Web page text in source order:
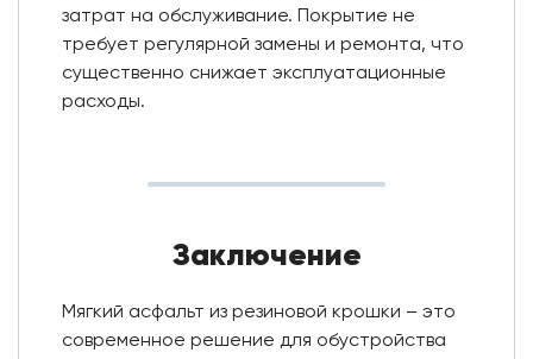
затрат на обслуживание. Покрытие не
требует регулярной замены и ремонта, что
существенно снижает эксплуатационные
расходы.
Заключение
Мягкий асфальт из резиновой крошки – это
современное решение для обустройства